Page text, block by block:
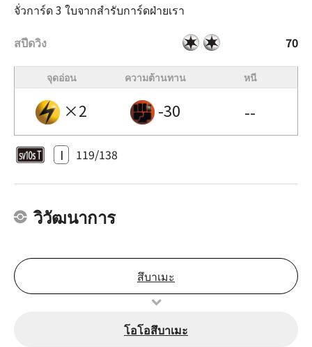
จั่วการ์ด 3 ใบจากสำรับการ์ดฝ่ายเรา
สปีดวิง
70
จุดอ่อน ความต้านทาน หนี
×2 -30 --
I 119/138
วิวัฒนาการ
สึบาเมะ
โอโอสึบาเมะ